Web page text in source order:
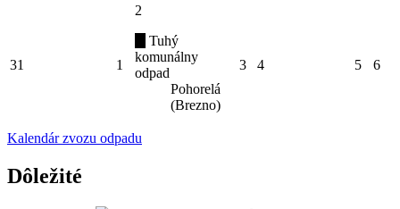
31 1
2
Tuhý
komunálny
odpad
Pohorelá
(Brezno)
3 4 5 6
Kalendár zvozu odpadu
Dôležité